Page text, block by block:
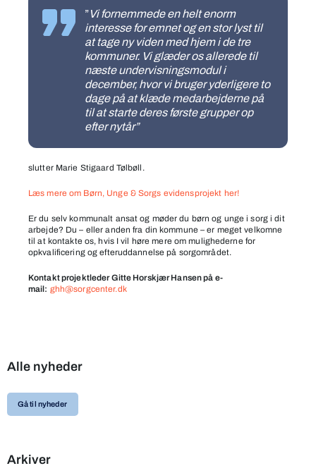
”Vi fornemmede en helt enorm
interesse for emnet og en stor lyst til
at tage ny viden med hjem i de tre
kommuner. Vi glæder os allerede til
næste undervisningsmodul i
december, hvor vi bruger yderligere to
dage på at klæde medarbejderne på
til at starte deres første grupper op
efter nytår”
slutter Marie Stigaard Tølbøll.
Læs mere om Børn, Unge & Sorgs evidensprojekt her!
Er du selv kommunalt ansat og møder du børn og unge i sorg i dit
arbejde? Du – eller anden fra din kommune – er meget velkomne
til at kontakte os, hvis I vil høre mere om mulighederne for
opkvalificering og efteruddannelse på sorgområdet.
Kontakt projektleder Gitte Horskjær Hansen på e-
mail: ghh@sorgcenter.dk
Alle nyheder
Gå til nyheder
Arkiver